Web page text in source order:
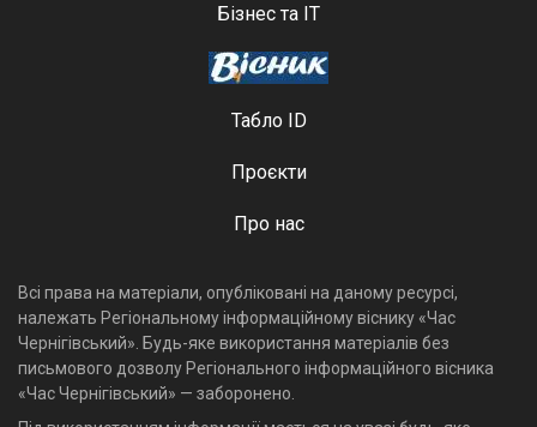
Бізнес та ІТ
Табло ID
Проєкти
Про нас
Всі права на матеріали, опубліковані на даному ресурсі,
належать Регіональному інформаційному віснику «Час
Чернігівський». Будь-яке використання матеріалів без
письмового дозволу Регіонального інформаційного вісника
«Час Чернігівський» — заборонено.